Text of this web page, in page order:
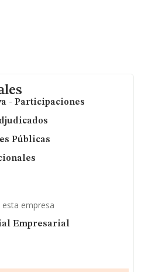
- Participaciones
Públicas
empresa
Empresarial